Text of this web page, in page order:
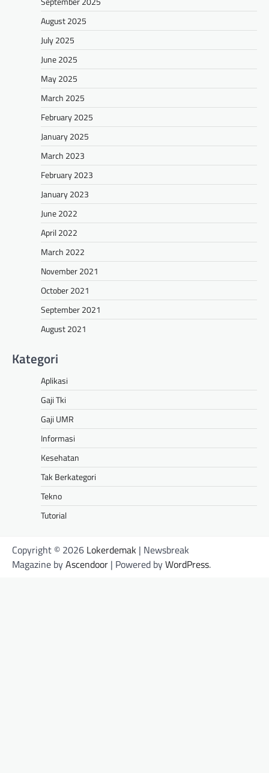
August 2025
July 2025
June 2025
May 2025
March 2025
February 2025
January 2025
March 2023
February 2023
January 2023
June 2022
April 2022
March 2022
November 2021
October 2021
September 2021
August 2021
Kategori
Aplikasi
Gaji Tki
Gaji UMR
Informasi
Kesehatan
Tak Berkategori
Tekno
Tutorial
Copyright © 2026 Lokerdemak | Newsbreak
Magazine byAscendoor | Powered byWordPress.